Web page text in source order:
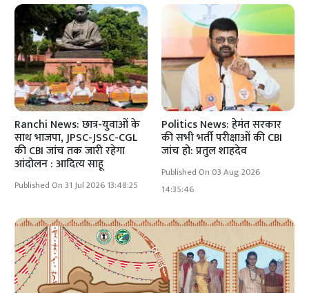
Ranchi News: छात्र-युवाओं के
साथ भाजपा, JPSC-JSSC-CGL
की CBI जांच तक जारी रहेगा
आंदोलन : आदित्य साहू
Published On 31 Jul 2026 13:48:25
Politics News: हेमंत सरकार
की सभी भर्ती परीक्षाओं की CBI
जांच हो: प्रतुल शाहदेव
Published On 03 Aug 2026
14:35:46